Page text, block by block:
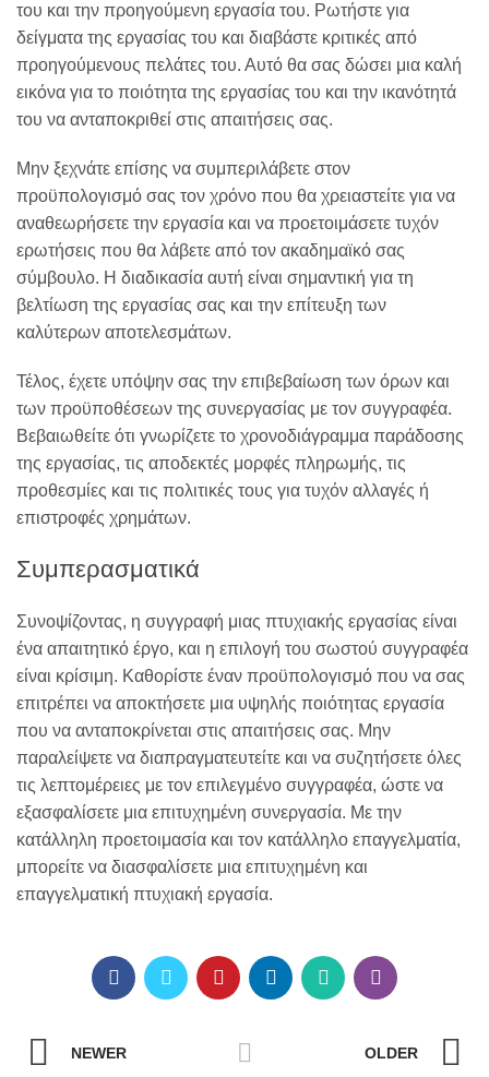
του και την προηγούμενη εργασία του. Ρωτήστε για
δείγματα της εργασίας του και διαβάστε κριτικές από
προηγούμενους πελάτες του. Αυτό θα σας δώσει μια καλή
εικόνα για το ποιότητα της εργασίας του και την ικανότητά
του να ανταποκριθεί στις απαιτήσεις σας.
Μην ξεχνάτε επίσης να συμπεριλάβετε στον
προϋπολογισμό σας τον χρόνο που θα χρειαστείτε για να
αναθεωρήσετε την εργασία και να προετοιμάσετε τυχόν
ερωτήσεις που θα λάβετε από τον ακαδημαϊκό σας
σύμβουλο. Η διαδικασία αυτή είναι σημαντική για τη
βελτίωση της εργασίας σας και την επίτευξη των
καλύτερων αποτελεσμάτων.
Τέλος, έχετε υπόψην σας την επιβεβαίωση των όρων και
των προϋποθέσεων της συνεργασίας με τον συγγραφέα.
Βεβαιωθείτε ότι γνωρίζετε το χρονοδιάγραμμα παράδοσης
της εργασίας, τις αποδεκτές μορφές πληρωμής, τις
προθεσμίες και τις πολιτικές τους για τυχόν αλλαγές ή
επιστροφές χρημάτων.
Συμπερασματικά
Συνοψίζοντας, η συγγραφή μιας πτυχιακής εργασίας είναι
ένα απαιτητικό έργο, και η επιλογή του σωστού συγγραφέα
είναι κρίσιμη. Καθορίστε έναν προϋπολογισμό που να σας
επιτρέπει να αποκτήσετε μια υψηλής ποιότητας εργασία
που να ανταποκρίνεται στις απαιτήσεις σας. Μην
παραλείψετε να διαπραγματευτείτε και να συζητήσετε όλες
τις λεπτομέρειες με τον επιλεγμένο συγγραφέα, ώστε να
εξασφαλίσετε μια επιτυχημένη συνεργασία. Με την
κατάλληλη προετοιμασία και τον κατάλληλο επαγγελματία,
μπορείτε να διασφαλίσετε μια επιτυχημένη και
επαγγελματική πτυχιακή εργασία.
NEWER OLDER